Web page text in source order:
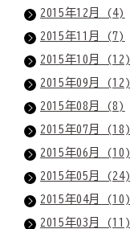
2015年12月 (4)
2015年11月 (7)
2015年10月 (12)
2015年09月 (12)
2015年08月 (8)
2015年07月 (18)
2015年06月 (10)
2015年05月 (24)
2015年04月 (10)
2015年03月 (11)